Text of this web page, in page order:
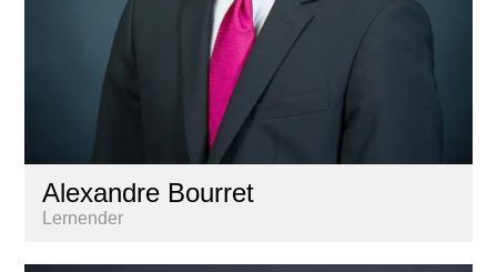
Alexandre Bourret
Lernender